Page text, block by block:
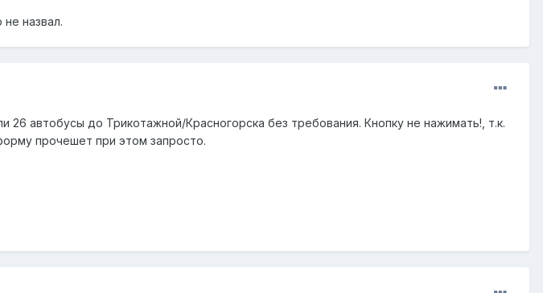
назвал.
автобусы до Трикотажной/Красногорска без требования. Кнопку не нажимать!, т.к.
прочешет при этом запросто.